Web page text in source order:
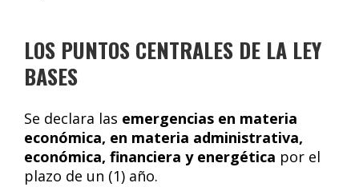
LOS PUNTOS CENTRALES DE LA LEY
BASES
Se declara las emergencias en materia
económica, en materia administrativa,
económica, financiera y energética por el
plazo de un (1) año.